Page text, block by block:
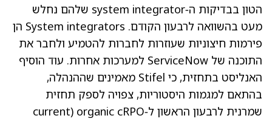
הטון בבדיקות ה‑system integrator שלהם נחלש
מעט בהשוואה לרבעון הקודם. System integrators הן
פירמות חיצוניות שעוזרות לחברות להטמיע ולחבר את
התוכנה של ServiceNow למערכות אחרות. עוד הוסיף
האנליסט בתחזית, כי Stifel מאמינים שההנהלה,
בהתאם למגמות היסטוריות, צפויה לספק תחזית
שמרנית לרבעון הראשון ל‑organic cRPO (current